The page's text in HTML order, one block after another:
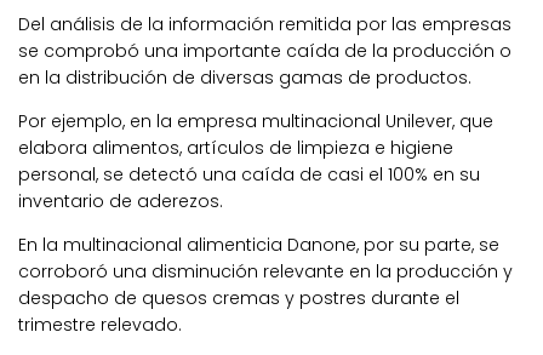
Del análisis de la información remitida por las empresas
se comprobó una importante caída de la producción o
en la distribución de diversas gamas de productos.
Por ejemplo, en la empresa multinacional Unilever, que
elabora alimentos, artículos de limpieza e higiene
personal, se detectó una caída de casi el 100% en su
inventario de aderezos.
En la multinacional alimenticia Danone, por su parte, se
corroboró una disminución relevante en la producción y
despacho de quesos cremas y postres durante el
trimestre relevado.